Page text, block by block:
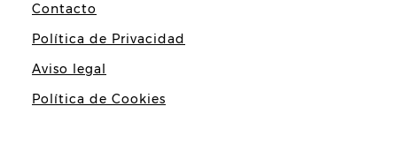
Contacto
Política de Privacidad
Aviso legal
Política de Cookies